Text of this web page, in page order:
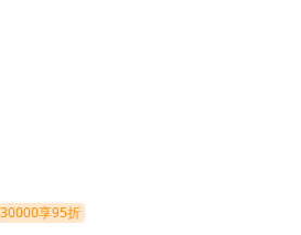
享95折